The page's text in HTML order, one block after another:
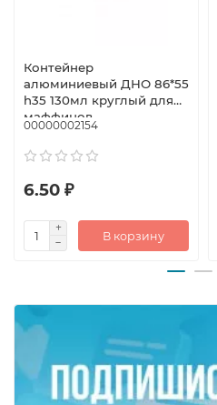
Контейнер
алюминиевый ДНО 86*55
h35 130мл круглый для
маффинов
00000002154
6.50 ₽
В корзину